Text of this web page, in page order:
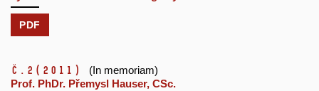
PDF
č.2 (2011)
(In memoriam)
Prof. PhDr. Přemysl Hauser, CSc.